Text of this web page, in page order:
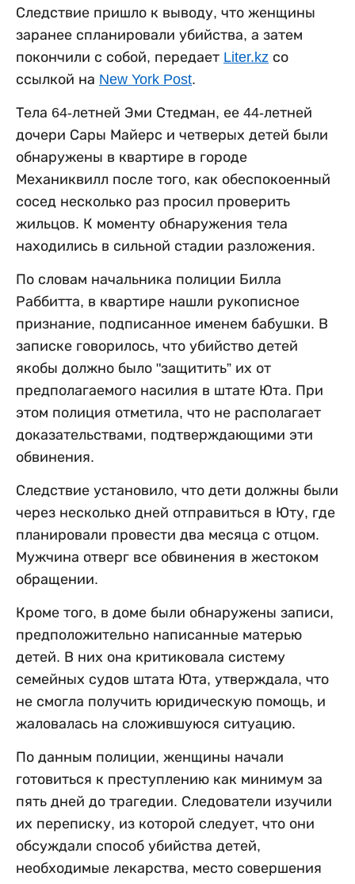
Следствие пришло к выводу, что женщины
заранее спланировали убийства, а затем
покончили с собой, передает Liter.kz со
ссылкой на New York Post.
Тела 64-летней Эми Стедман, ее 44-летней
дочери Сары Майерс и четверых детей были
обнаружены в квартире в городе
Механиквилл после того, как обеспокоенный
сосед несколько раз просил проверить
жильцов. К моменту обнаружения тела
находились в сильной стадии разложения.
По словам начальника полиции Билла
Раббитта, в квартире нашли рукописное
признание, подписанное именем бабушки. В
записке говорилось, что убийство детей
якобы должно было "защитить” их от
предполагаемого насилия в штате Юта. При
этом полиция отметила, что не располагает
доказательствами, подтверждающими эти
обвинения.
Следствие установило, что дети должны были
через несколько дней отправиться в Юту, где
планировали провести два месяца с отцом.
Мужчина отверг все обвинения в жестоком
обращении.
Кроме того, в доме были обнаружены записи,
предположительно написанные матерью
детей. В них она критиковала систему
семейных судов штата Юта, утверждала, что
не смогла получить юридическую помощь, и
жаловалась на сложившуюся ситуацию.
По данным полиции, женщины начали
готовиться к преступлению как минимум за
пять дней до трагедии. Следователи изучили
их переписку, из которой следует, что они
обсуждали способ убийства детей,
необходимые лекарства, место совершения